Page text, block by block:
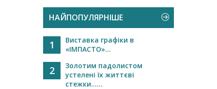
НАЙПОПУЛЯРНІШЕ
1
Виставка графіки в
«ІМПАСТО»...
2
Золотим падолистом
устелені їх життєві
стежки…...